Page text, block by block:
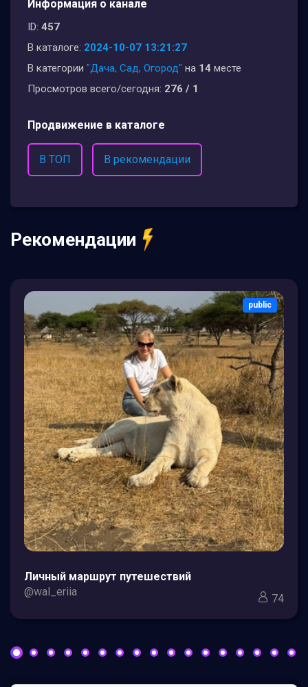
Информация о канале
ID: 457
В каталоге: 2024-10-07 13:21:27
В категории "Дача, Сад, Огород" на 14 месте
Просмотров всего/сегодня: 276 / 1
Продвижение в каталоге
В ТОП В рекомендации
Рекомендации
public
Личный маршрут путешествий
@wal_eriia
74